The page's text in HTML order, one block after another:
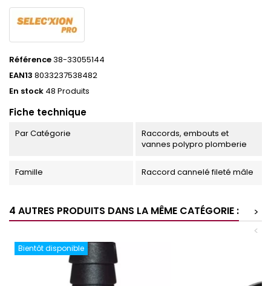
Référence38-33055144
EAN13 8033237538482
En stock 48 Produits
Fiche technique
Par Catégorie
Raccords, embouts et
vannes polypro plomberie
Famille Raccord cannelé fileté mâle
4 AUTRES PRODUITS DANS LA MÊME CATÉGORIE :
>
<
Bientôt disponible